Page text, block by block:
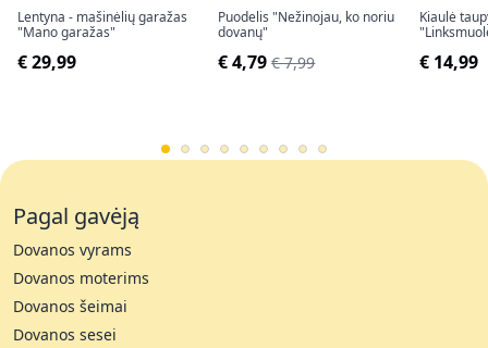
Lentyna - mašinėlių garažas
"Mano garažas"
€ 29,99
Puodelis "Nežinojau, ko noriu
dovanų"
€ 4,79 € 7,99
Kiaulė
€ 14,99
Pagal gavėją
Dovanos vyrams
Dovanos moterims
Dovanos šeimai
Dovanos sesei